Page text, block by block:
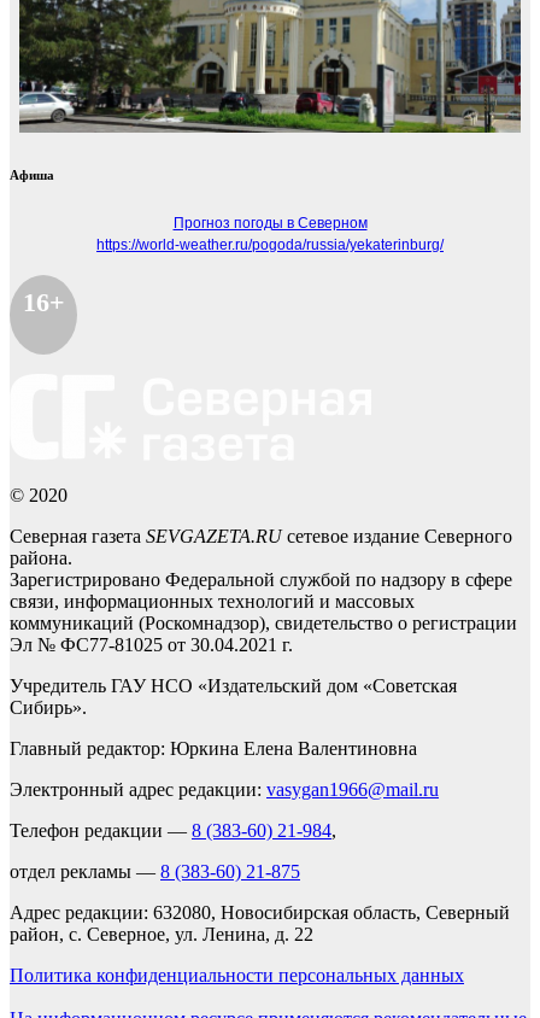
Афиша
Прогноз погоды в Северном
https://world-weather.ru/pogoda/russia/yekaterinburg/
16+
© 2020
Северная газета SEVGAZETA.RUсетевое издание Северного
района.
Зарегистрировано Федеральной службой по надзору в сфере
связи, информационных технологий и массовых
коммуникаций (Роскомнадзор), свидетельство о регистрации
Эл № ФС77-81025 от 30.04.2021 г.
Учредитель ГАУ НСО «Издательский дом «Советская
Сибирь».
Главный редактор: Юркина Елена Валентиновна
Электронный адрес редакции: vasygan1966@mail.ru
Телефон редакции — 8 (383-60) 21-984,
отдел рекламы — 8 (383-60) 21-875
Адрес редакции: 632080, Новосибирская область, Северный
район, с. Северное, ул. Ленина, д. 22
Политика конфиденциальности персональных данных